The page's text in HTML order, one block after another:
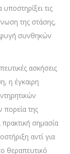
τις
της στάσης,
συνθηκών
ασκήσεις
η έγκαιρη
πορεία της
σημασία
αντί για
θεραπευτικό